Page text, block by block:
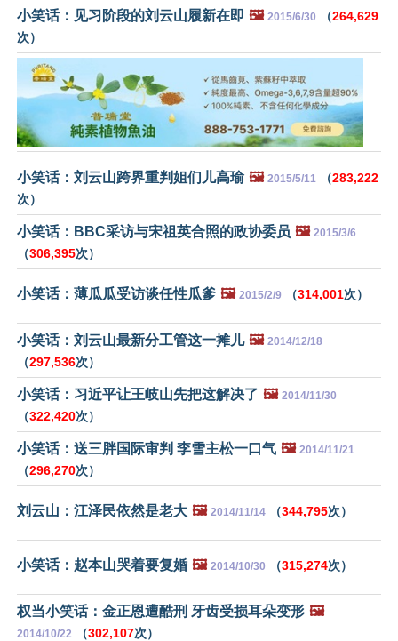
小笑话：见习阶段的刘云山履新在即 🖼️ 2015/6/30 （264,629
次）
小笑话：刘云山跨界重判姐们儿高瑜 🖼️ 2015/5/11 （283,222
次）
小笑话：BBC采访与宋祖英合照的政协委员 🖼️ 2015/3/6
（306,395次）
小笑话：薄瓜瓜受访谈任性瓜爹 🖼️ 2015/2/9 （314,001次）
小笑话：刘云山最新分工管这一摊儿 🖼️ 2014/12/18
（297,536次）
小笑话：习近平让王岐山先把这解决了 🖼️ 2014/11/30
（322,420次）
小笑话：送三胖国际审判 李雪主松一口气 🖼️ 2014/11/21
（296,270次）
刘云山：江泽民依然是老大 🖼️ 2014/11/14 （344,795次）
小笑话：赵本山哭着要复婚 🖼️ 2014/10/30 （315,274次）
权当小笑话：金正恩遭酷刑 牙齿受损耳朵变形 🖼️
2014/10/22 （302,107次）